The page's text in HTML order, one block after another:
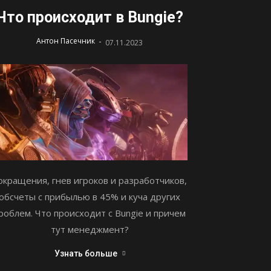
происходит в Bungie?
Антон Пасечник - 07.11.2023
гнев игроков и разработчиков,
с прибылью в 45% и куча других
Что происходит с Bungie и причем
тут менеджмент?
Узнать больше